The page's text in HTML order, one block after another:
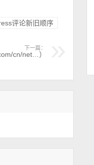
评论新旧顺序
下一篇：
cn/net…）